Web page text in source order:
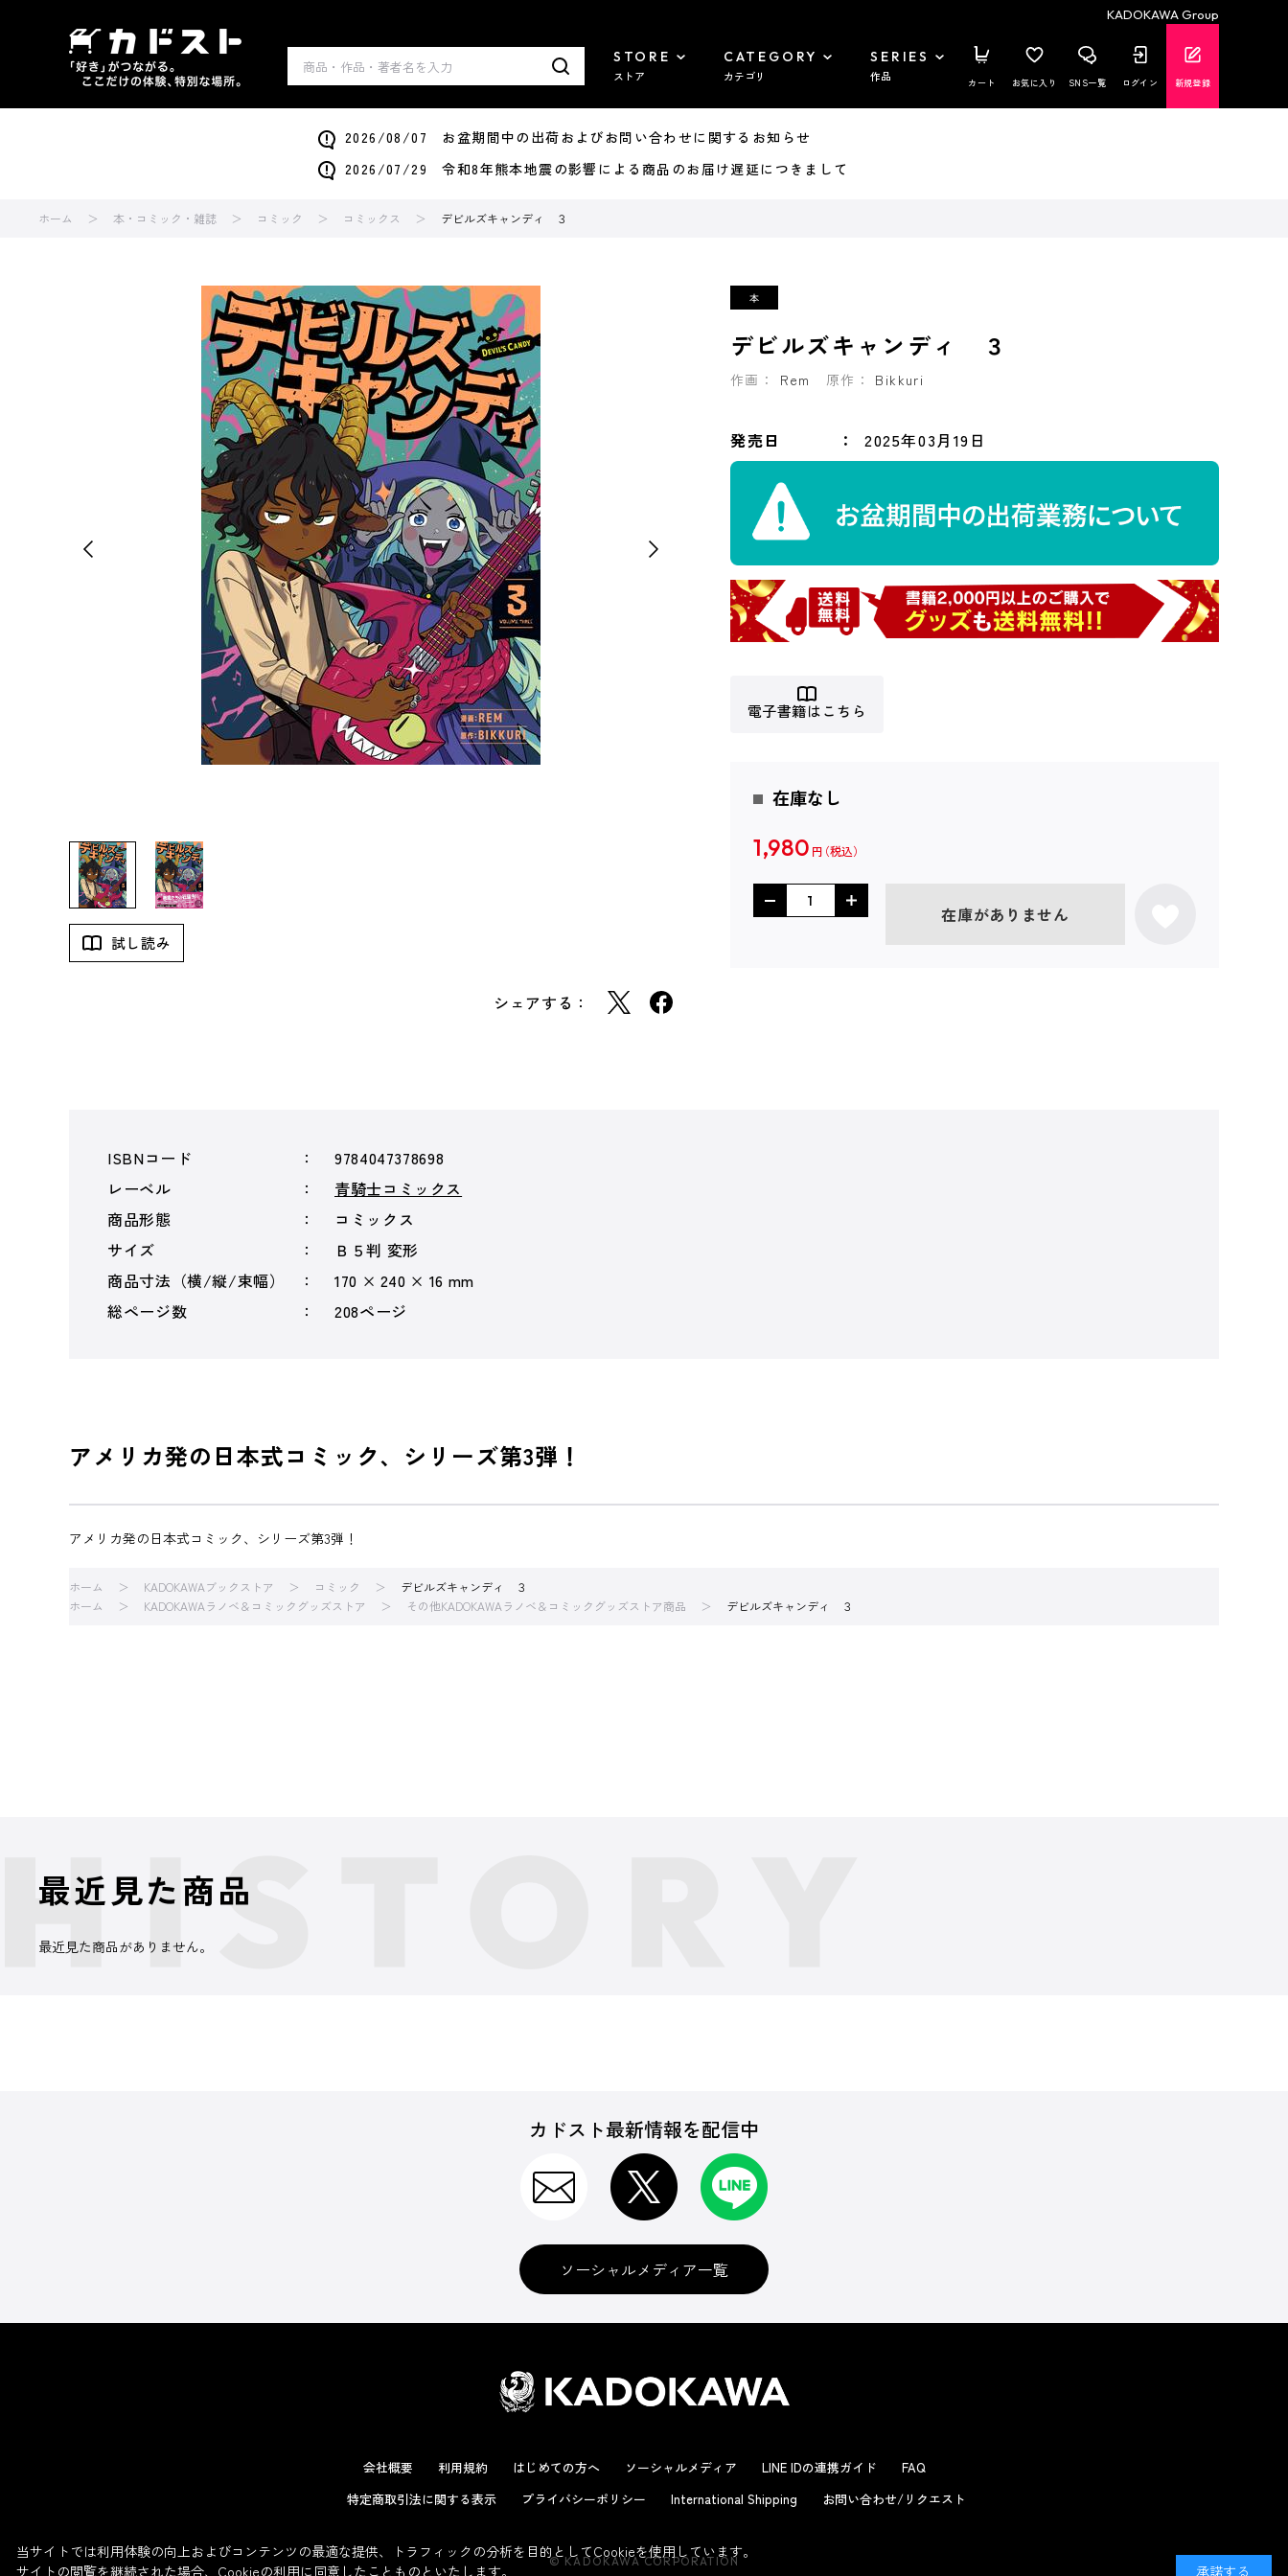
KADOKAWA Group
STORE
ストア
CATEGORY
カテゴリ
SERIES
作品 カート お気に入り SNS一覧 ログイン 新規登録
2026/08/07 お盆期間中の出荷およびお問い合わせに関するお知らせ
2026/07/29 令和8年熊本地震の影響による商品のお届け遅延につきまして
ホーム 本・コミック・雑誌 コミック コミックス デビルズキャンディ ３
試し読み
シェアする：
デビルズキャンディ ３
作画： Rem 原作： Bikkuri
発売日 2025年03月19日
電子書籍はこちら
在庫なし
1,980 円
在庫がありません
ISBNコード
9784047378698
レーベル
青騎士コミックス
商品形態
コミックス
サイズ
Ｂ５判 変形
商品寸法（横/縦/束幅）
170 × 240 × 16 mm
総ページ数
208ページ
アメリカ発の日本式コミック、シリーズ第3弾！
アメリカ発の日本式コミック、シリーズ第3弾！
ホーム KADOKAWAブックストア コミック
デビルズキャンディ ３
ホーム
KADOKAWAラノベ＆コミックグッズストア その他KADOKAWAラノベ＆コミックグッズストア商品 デビルズキャンディ ３
最近見た商品
最近見た商品がありません。
カドスト最新情報を配信中
ソーシャルメディア一覧
会社概要 利用規約 はじめての方へ ソーシャルメディア LINE IDの連携ガイド
FAQ
特定商取引法に関する表示
プライバシーポリシー International Shipping お問い合わせ/リクエスト
© KADOKAWA CORPORATION
当サイトでは利用体験の向上およびコンテンツの最適な提供、トラフィックの分析を目的としてCookieを使用しています。
サイトの閲覧を継続された場合、Cookieの利用に同意したことものといたします。
承諾する